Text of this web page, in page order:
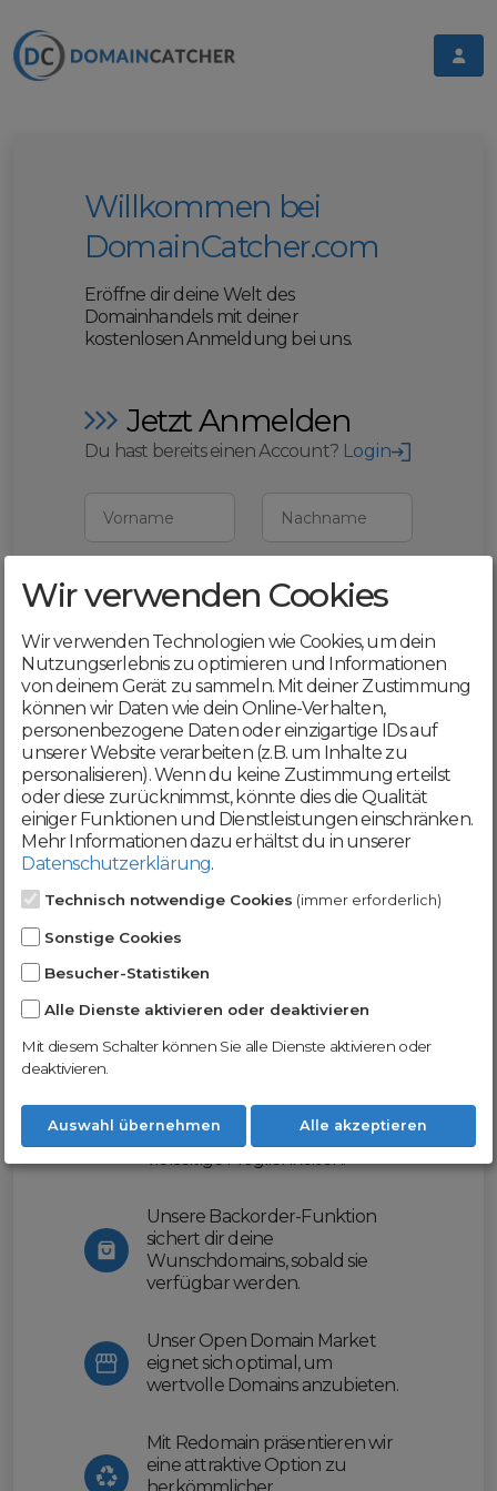
Willkommen bei
DomainCatcher.com
Eröffne dir deine Welt des
Domainhandels mit deiner
kostenlosen Anmeldung bei uns.
Jetzt Anmelden
Du hast bereits einen Account? Login
Vorname Nachname
E-Mail
Mit deiner Registrierung bestätigst du,
dass du dieAGBund
Datenschutzerklärung akzeptierst
Weiter
Werde jetzt Teil der
DomainCatcher-
Community!
Nutze unsere Erfahrung und profitiere
erleichtern wir dir den
Domainhandel und bieten dir
vielseitige Möglichkeiten.
Unsere Backorder-Funktion
sichert dir deine
Wunschdomains, sobald sie
verfügbar werden.
Unser Open Domain Market
eignet sich optimal, um
wertvolle Domains anzubieten.
Mit Redomain präsentieren wir
eine attraktive Option zu
Wir verwenden Cookies
Wir verwenden Technologien wie Cookies, um dein
Nutzungserlebnis zu optimieren und Informationen
von deinem Gerät zu sammeln. Mit deiner Zustimmung
können wir Daten wie dein Online-Verhalten,
personenbezogene Daten oder einzigartige IDs auf
unserer Website verarbeiten (z.B. um Inhalte zu
personalisieren). Wenn du keine Zustimmung erteilst
oder diese zurücknimmst, könnte dies die Qualität
einiger Funktionen und Dienstleistungen einschränken.
Mehr Informationen dazu erhältst du in unserer
Datenschutzerklärung.
Technisch notwendige Cookies (immer erforderlich)
Sonstige Cookies
Besucher-Statistiken
Alle Dienste aktivieren oder deaktivieren
Mit diesem Schalter können Sie alle Dienste aktivieren oder
deaktivieren.
Auswahl übernehmen Alle akzeptieren